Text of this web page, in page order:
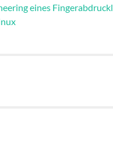
eines